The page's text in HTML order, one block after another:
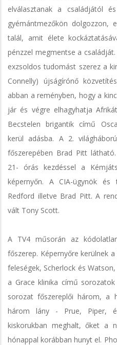
elválasztanak a családjától
gyémántmezőkön dolgozzon,
talál, amit élete
pénzzel megmentse a
exzsoldos tudomást szerez a
Connelly) újságírónő
abban a reményben, hogy a
jár és végre elhagyhatja
Becstelen brigantik című
kerül adásba. A 2.
főszerepében Brad Pitt
21- órás kezdéssel a
képernyőn. A CIA-ügynök és
Redford illetve Brad Pitt. A
vált Tony Scott.
A TV4 műsorán az
főszerep. Képernyőre kerülnek
feleségek, Scherlock és
a Grace klinika című
sorozat főszereplői három, a
három lány - Prue, Piper,
kiskorukban meghalt, őket a
hónappal korábban hunyt el.